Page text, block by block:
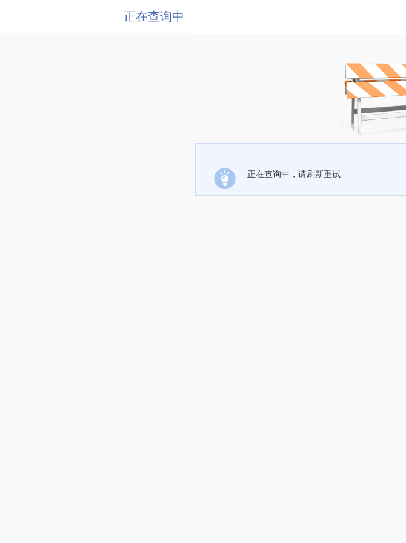
正在查询中
正在查询中，请刷新重试